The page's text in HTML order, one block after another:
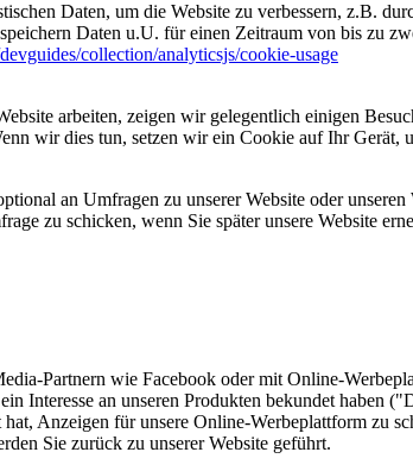
Daten, um die Website zu verbessern, z.B.
Daten u.U. für einen Zeitraum von bis zu
collection/analyticsjs/cookie-usage
arbeiten, zeigen wir gelegentlich einigen
wir dies tun, setzen wir ein Cookie auf Ihr Gerät,
an Umfragen zu unserer Website oder
zu schicken, wenn Sie später unsere Website
Partnern wie Facebook oder mit Online-
Interesse an unseren Produkten bekundet
Anzeigen für unsere Online-Werbeplattform zu
Sie zurück zu unserer Website geführt.